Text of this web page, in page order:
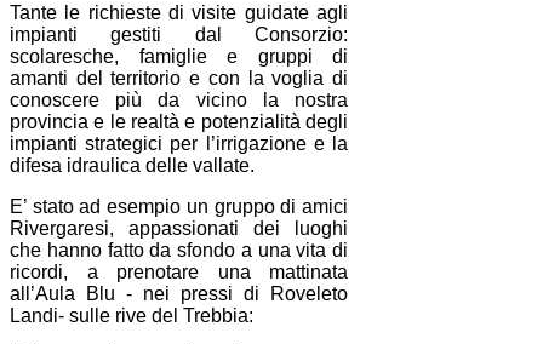
Tante le richieste di visite guidate agli
impianti gestiti dal Consorzio:
scolaresche, famiglie e gruppi di
amanti del territorio e con la voglia di
conoscere più da vicino la nostra
provincia e le realtà e potenzialità degli
impianti strategici per l’irrigazione e la
difesa idraulica delle vallate.
E’ stato ad esempio un gruppo di amici
Rivergaresi, appassionati dei luoghi
che hanno fatto da sfondo a una vita di
ricordi, a prenotare una mattinata
all’Aula Blu - nei pressi di Roveleto
Landi- sulle rive del Trebbia: